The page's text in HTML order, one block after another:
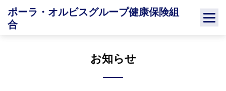
Skip
content
ポーラ・オルビスグループ健康保険組
合
お知らせ